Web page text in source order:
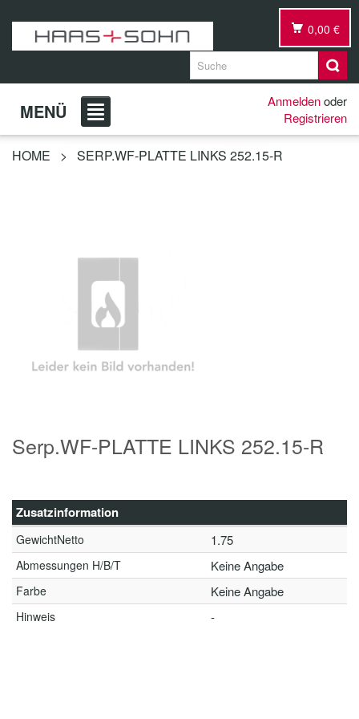
0,00 €
MENÜ Anmeldenoder
Registrieren
HOME > SERP.WF-PLATTE LINKS 252.15-R
Serp.WF-PLATTE LINKS 252.15-R
Zusatzinformation
GewichtNetto 1.75
Abmessungen H/B/T Keine Angabe
Farbe Keine Angabe
Hinweis -